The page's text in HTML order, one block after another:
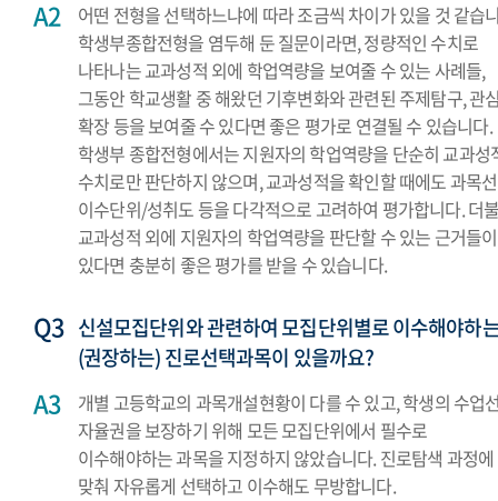
어떤 전형을 선택하느냐에 따라 조금씩 차이가 있을 것 같습
학생부종합전형을 염두해 둔 질문이라면, 정량적인 수치로
나타나는 교과성적 외에 학업역량을 보여줄 수 있는 사례들,
그동안 학교생활 중 해왔던 기후변화와 관련된 주제탐구, 관
확장 등을 보여줄 수 있다면 좋은 평가로 연결될 수 있습니다.
학생부 종합전형에서는 지원자의 학업역량을 단순히 교과성
수치로만 판단하지 않으며, 교과성적을 확인할 때에도 과목
이수단위/성취도 등을 다각적으로 고려하여 평가합니다. 더
교과성적 외에 지원자의 학업역량을 판단할 수 있는 근거들이
있다면 충분히 좋은 평가를 받을 수 있습니다.
신설모집단위와 관련하여 모집단위별로 이수해야하
(권장하는) 진로선택과목이 있을까요?
개별 고등학교의 과목개설현황이 다를 수 있고, 학생의 수업
자율권을 보장하기 위해 모든 모집단위에서 필수로
이수해야하는 과목을 지정하지 않았습니다. 진로탐색 과정에
맞춰 자유롭게 선택하고 이수해도 무방합니다.